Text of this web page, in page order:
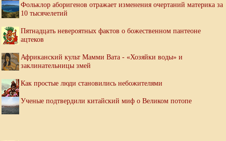
Фольклор аборигенов отражает изменения очертаний материка за
10 тысячелетий
Пятнадцать невероятных фактов о божественном пантеоне
ацтеков
Африканский культ Мамми Вата - «Хозяйки воды» и
заклинательницы змей
Как простые люди становились небожителями
Ученые подтвердили китайский миф о Великом потопе